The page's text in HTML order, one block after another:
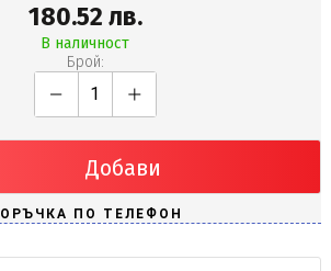
180.52 лв.
В наличност
Брой:
Добави